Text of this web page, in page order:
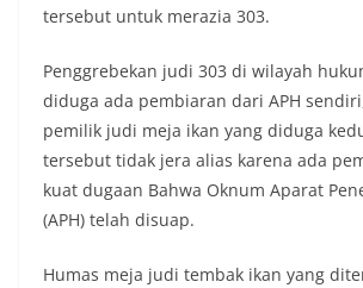
tersebut untuk merazia 303.
Penggrebekan judi 303 di wilayah
diduga ada pembiaran dari APH
pemilik judi meja ikan yang diduga
tersebut tidak jera alias karena ada
kuat dugaan Bahwa Oknum Aparat
(APH) telah disuap.
Humas meja judi tembak ikan yang